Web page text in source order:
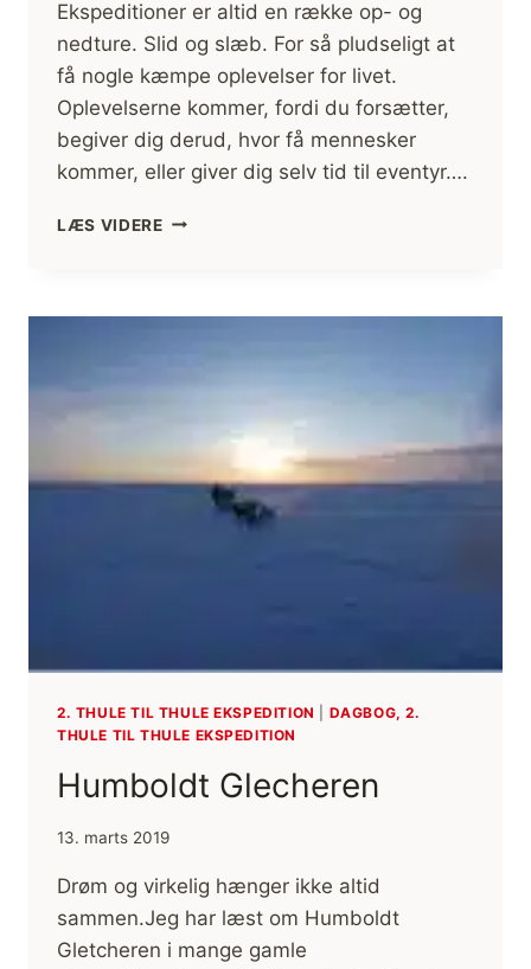
Ekspeditioner er altid en række op- og
nedture. Slid og slæb. For så pludseligt at
få nogle kæmpe oplevelser for livet.
Oplevelserne kommer, fordi du forsætter,
begiver dig derud, hvor få mennesker
kommer, eller giver dig selv tid til eventyr….
LÆS VIDERETRÆNGSLERNE
2. THULE TIL THULE EKSPEDITION
DAGBOG, 2.
THULE TIL THULE EKSPEDITION
Humboldt Glecheren
13. marts 2019
Drøm og virkelig hænger ikke altid
sammen.Jeg har læst om Humboldt
Gletcheren i mange gamle